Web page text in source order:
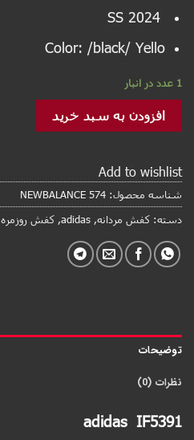
Color: /black/ Yello
1 عدد در انبار
افزودن به سبد خرید
Add to wishlist
شناسه محصول: NEWBALANCE 574
دسته: کفش مردانه,
adidas
, کفش روزمره
توضیحات
نظرات (0)
adidas IF5391